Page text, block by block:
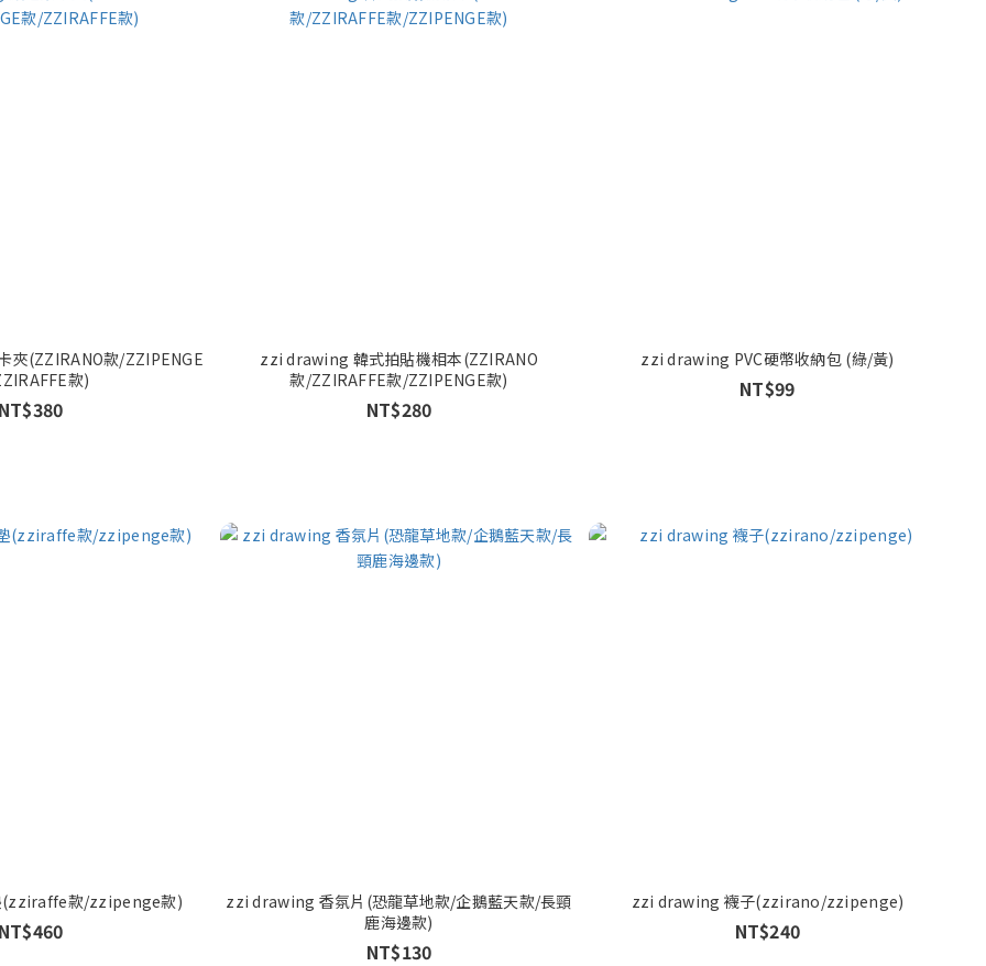
夾(ZZIRANO款/ZZIPENGE
款)
NT$380
zzi drawing 韓式拍貼機相本(ZZIRANO
款/ZZIRAFFE款/ZZIPENGE款)
NT$280
zzi drawing PVC硬幣收納包 (綠/黃)
NT$99
款/zzipenge款)
NT$460
zzi drawing 香氛片(恐龍草地款/企鵝藍天款/長頸
鹿海邊款)
NT$130
zzi drawing 襪子(zzirano/zzipenge)
NT$240